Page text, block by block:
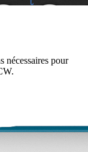
nécessaires pour